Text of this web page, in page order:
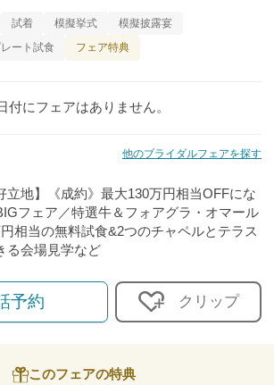
試着 模擬挙式
模擬披露宴
ート試食
フェア特典
付にフェアはありません。
他のブライダルフェアを探す
立地】《成約》最大130万円相当OFFにな
フェア／特選牛＆フォアグラ・オマール
相当の無料試食&2つのチャペルとテラス
る会場見学など
予約 クリップ
このフェアの特典